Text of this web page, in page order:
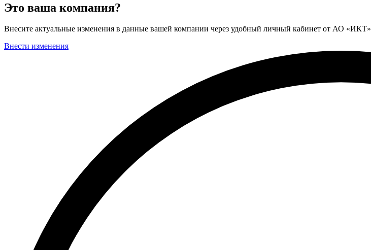
Это ваша компания?
Внесите актуальные изменения в данные вашей компании через удобный личный кабинет от АО «ИКТ»
Внести изменения